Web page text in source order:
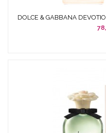
DOLCE & GABBANA